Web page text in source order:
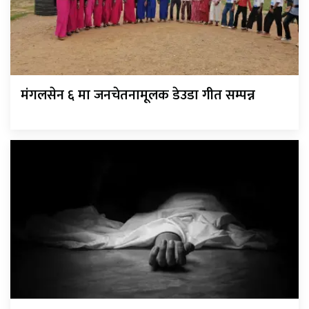
मंगलसेन ६ मा जनचेतनामूलक डेउडा गीत सम्पन्न